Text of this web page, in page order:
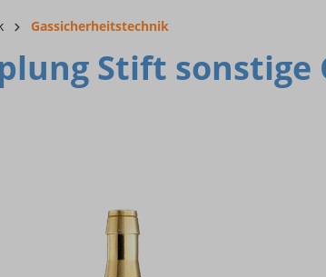
Gassicherheitstechnik
Stift sonstige